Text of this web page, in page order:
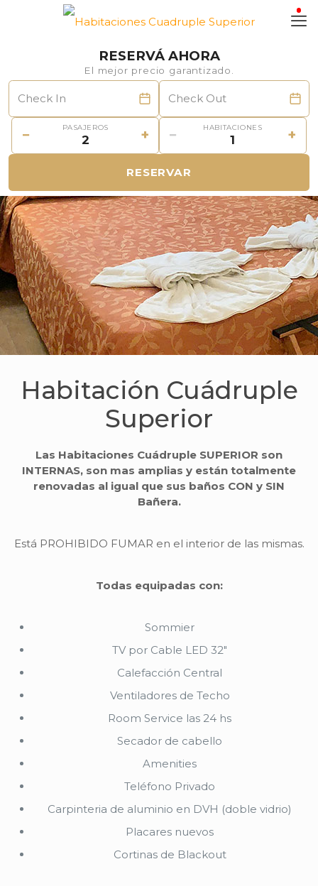
RESERVÁ AHORA
El mejor precio garantizado.
− PASAJEROS + − HABITACIONES +
RESERVAR
Habitación Cuádruple
Superior
Las Habitaciones Cuádruple SUPERIOR son
INTERNAS, son mas amplias y están totalmente
renovadas al igual que sus baños CON y SIN
Bañera.
Está PROHIBIDO FUMAR en el interior de las mismas.
Todas equipadas con:
Sommier
TV por Cable LED 32"
Calefacción Central
Ventiladores de Techo
Room Service las 24 hs
Secador de cabello
Amenities
Teléfono Privado
Carpinteria de aluminio en DVH (doble vidrio)
Placares nuevos
Cortinas de Blackout